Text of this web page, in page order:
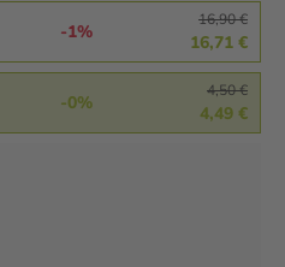
-1%
16,90 €
16,71 €
-0%
4,50 €
4,49 €